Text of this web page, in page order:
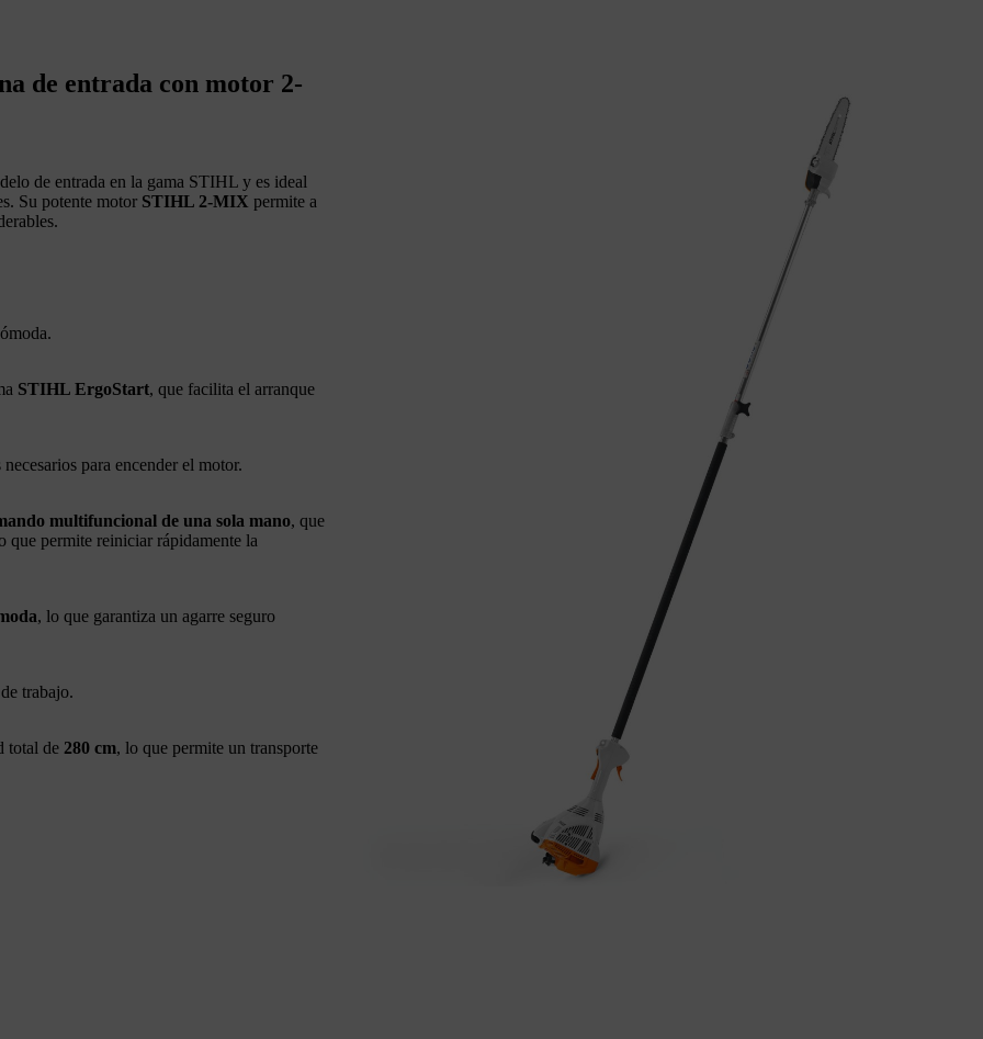
de entrada con motor 2-
de entrada en la gama STIHL y es ideal
Su potente motor STIHL 2-MIX permite a
STIHL ErgoStart, que facilita el arranque
para encender el motor.
multifuncional de una sola mano, que
que permite reiniciar rápidamente la
, lo que garantiza un agarre seguro
trabajo.
total de 280 cm, lo que permite un transporte